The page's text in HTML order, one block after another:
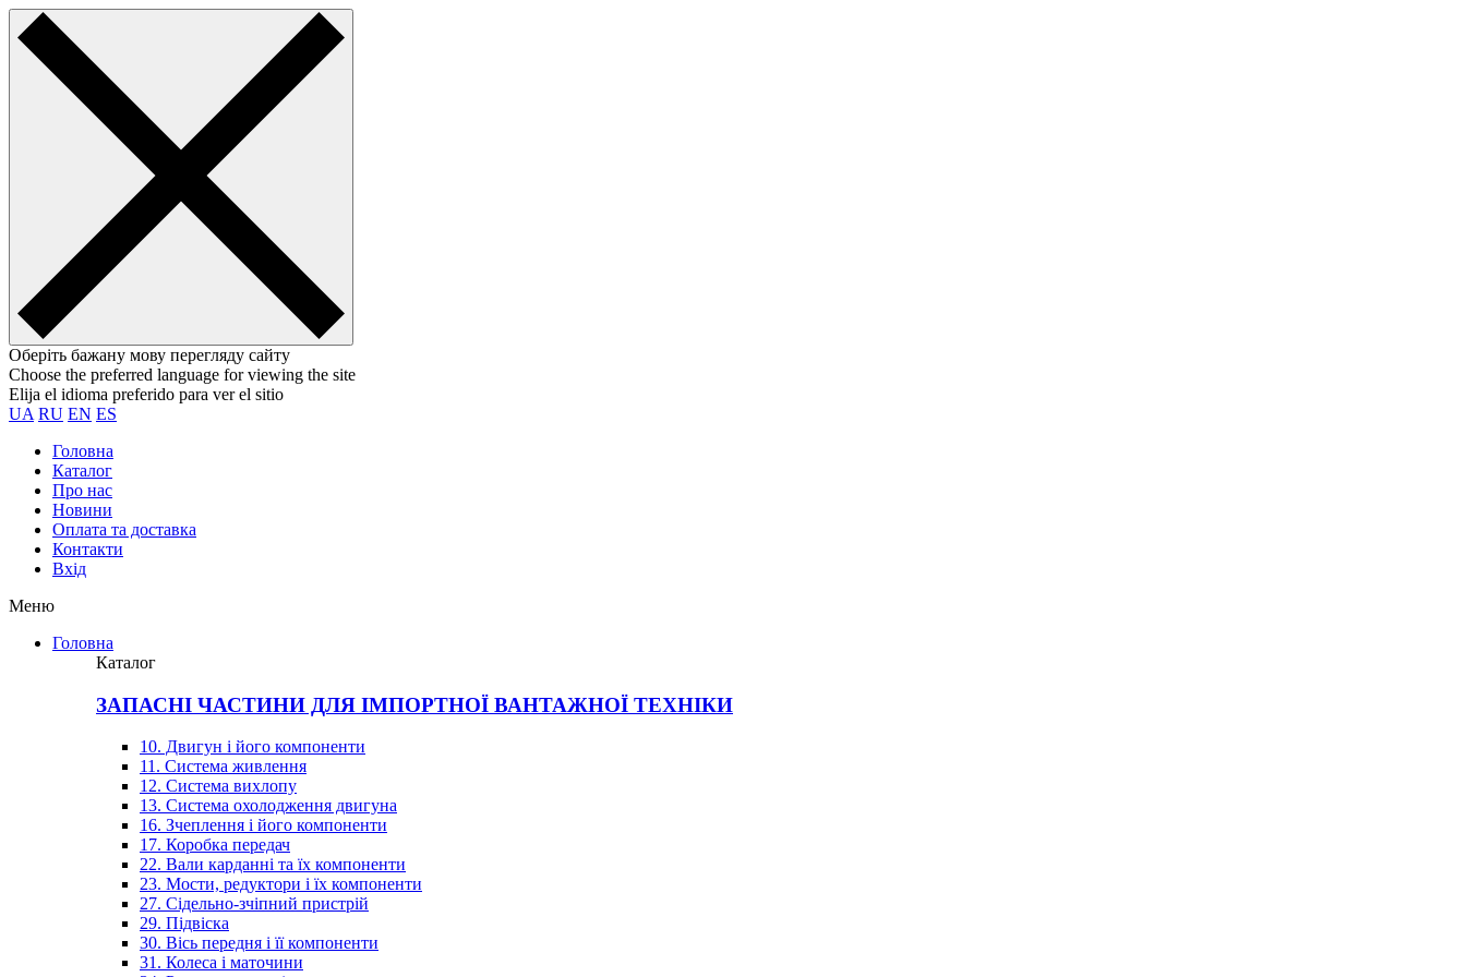
Оберіть бажану мову перегляду сайту
Choose the preferred language for viewing the site
Elija el idioma preferido para ver el sitio
UA RU EN ES
Головна
Каталог
Про нас
Новини
Оплата та доставка
Контакти
Вхiд
Меню
Головна
Каталог
ЗАПАСНІ ЧАСТИНИ ДЛЯ ІМПОРТНОЇ ВАНТАЖНОЇ ТЕХНІКИ
10. Двигун і його компоненти
11. Система живлення
12. Система вихлопу
13. Система охолодження двигуна
16. Зчеплення і його компоненти
17. Коробка передач
22. Вали карданні та їх компоненти
23. Мости, редуктори і їх компоненти
27. Сідельно-зчіпний пристрій
29. Підвіска
30. Вісь передня і її компоненти
31. Колеса і маточини